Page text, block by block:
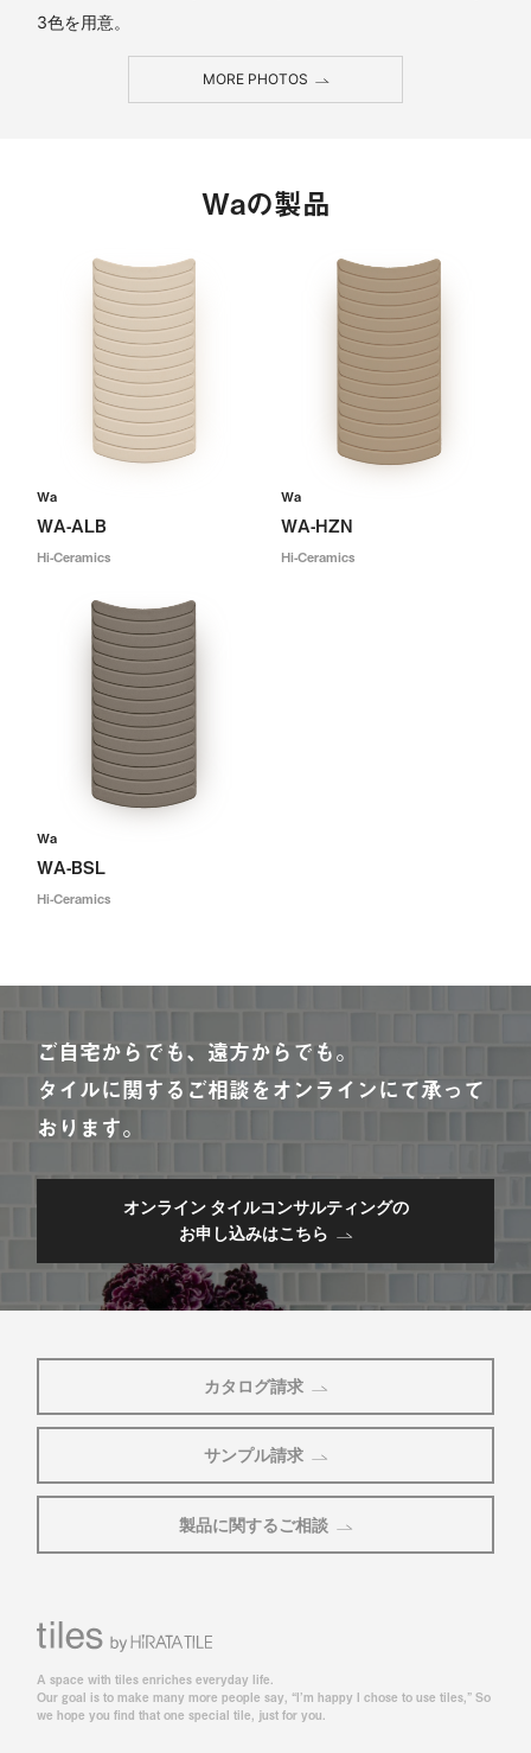
3色を用意。
MORE PHOTOS
Waの製品
Wa
WA-ALB
Hi-Ceramics
Wa
WA-HZN
Hi-Ceramics
Wa
WA-BSL
Hi-Ceramics
ご自宅からでも、遠方からでも。
タイルに関するご相談をオンラインにて承って
おります。
オンライン タイルコンサルティングの
お申し込みはこちら
カタログ請求
サンプル請求
製品に関するご相談
A space with tiles enriches everyday life.
Our goal is to make many more people say, “I’m happy I chose to use tiles,” So
we hope you find that one special tile, just for you.